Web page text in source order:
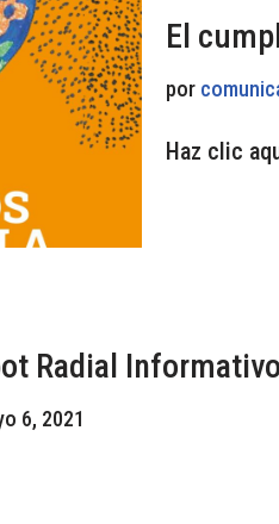
El
por
Haz clic
Radial Informativo
6, 2021